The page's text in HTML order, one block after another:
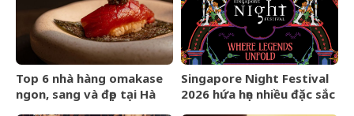
Top 6 nhà hàng omakase
ngon, sang và đẹp tại Hà
Singapore Night Festival
2026 hứa hẹn nhiều đặc sắc